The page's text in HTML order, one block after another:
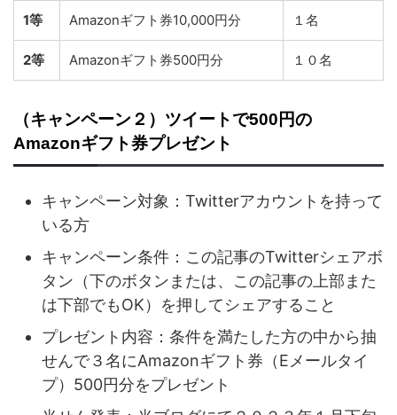
1等 Amazonギフト券10,000円分 １名
2等 Amazonギフト券500円分 １０名
（キャンペーン２）ツイートで500円の
Amazonギフト券プレゼント
キャンペーン対象：Twitterアカウントを持って
いる方
キャンペーン条件：この記事のTwitterシェアボ
タン（下のボタンまたは、この記事の上部また
は下部でもOK）を押してシェアすること
プレゼント内容：条件を満たした方の中から抽
せんで３名にAmazonギフト券（Eメールタイ
プ）500円分をプレゼント